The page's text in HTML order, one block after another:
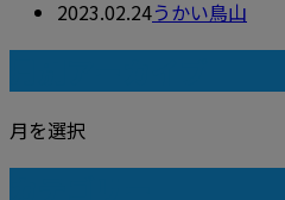
2023.02.24うかい鳥山
月を選択